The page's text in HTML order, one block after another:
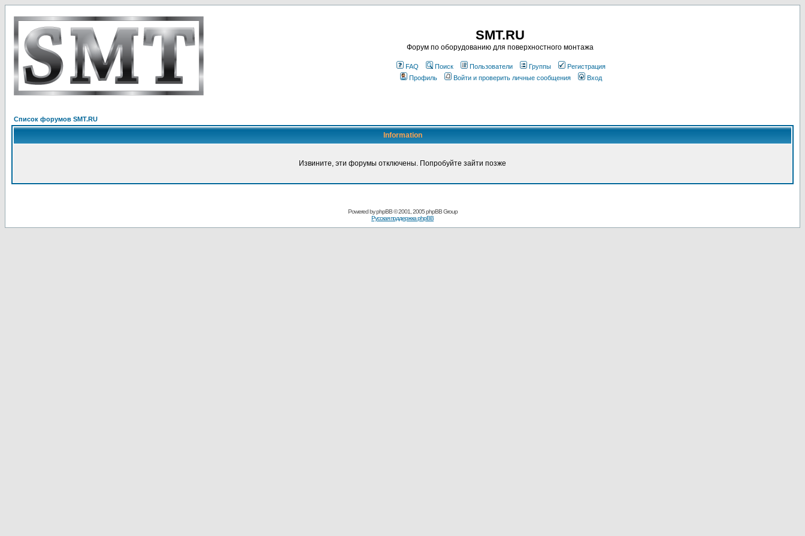
SMT.RU
Форум по оборудованию для поверхностного монтажа
FAQ Поиск Пользователи Группы
Регистрация
Профиль
Войти и проверить личные сообщения Вход
Список форумов SMT.RU
Information
Извините, эти форумы отключены. Попробуйте зайти позже
Powered byphpBB© 2001, 2005 phpBB Group
Русская поддержка phpBB